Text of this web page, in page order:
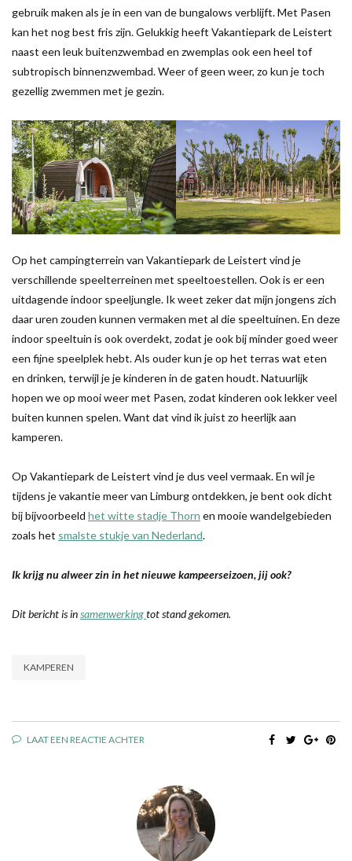
gebruik maken als je in een van de bungalows verblijft. Met Pasen
kan het nog best fris zijn. Gelukkig heeft Vakantiepark de Leistert
naast een leuk buitenzwembad en zwemplas ook een heel tof
subtropisch binnenzwembad. Weer of geen weer, zo kun je toch
gezellig zwemmen met je gezin.
Op het campingterrein van Vakantiepark de Leistert vind je
verschillende speelterreinen met speeltoestellen. Ook is er een
uitdagende indoor speeljungle. Ik weet zeker dat mijn jongens zich
daar uren zouden kunnen vermaken met al die speeltuinen. En deze
indoor speeltuin is ook overdekt, zodat je ook bij minder goed weer
een fijne speelplek hebt. Als ouder kun je op het terras wat eten
en drinken, terwijl je je kinderen in de gaten houdt. Natuurlijk
hopen we op mooi weer met Pasen, zodat kinderen ook lekker veel
buiten kunnen spelen. Want dat vind ik juist zo heerlijk aan
kamperen.
Op Vakantiepark de Leistert vind je dus veel vermaak. En wil je
tijdens je vakantie meer van Limburg ontdekken, je bent ook dicht
bij bijvoorbeeld het witte stadje Thorn en mooie wandelgebieden
zoals het smalste stukje van Nederland.
Ik krijg nu alweer zin in het nieuwe kampeerseizoen, jij ook?
Dit bericht is insamenwerkingtot stand gekomen.
KAMPEREN
LAAT EEN REACTIE ACHTER